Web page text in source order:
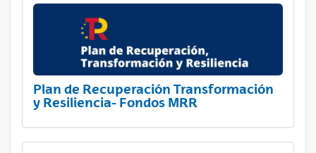
Plan de Recuperación Transformación
y Resiliencia- Fondos MRR